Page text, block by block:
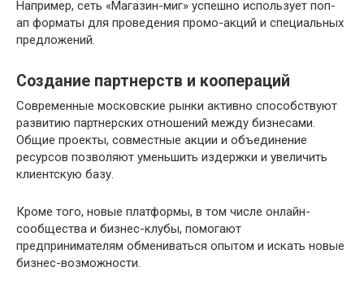
Например, сеть «Магазин-миг» успешно использует поп-
ап форматы для проведения промо-акций и специальных
предложений.
Создание партнерств и коопераций
Современные московские рынки активно способствуют
развитию партнерских отношений между бизнесами.
Общие проекты, совместные акции и объединение
ресурсов позволяют уменьшить издержки и увеличить
клиентскую базу.
Кроме того, новые платформы, в том числе онлайн-
сообщества и бизнес-клубы, помогают
предпринимателям обмениваться опытом и искать новые
бизнес-возможности.